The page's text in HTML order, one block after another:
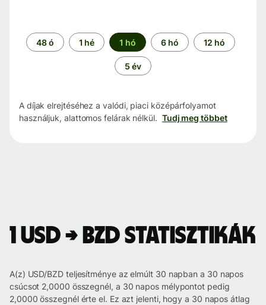
Időszak
48 ó 1 hé 1 hó 6 hó 12 hó
5 év
A díjak elrejtéséhez a valódi, piaci középárfolyamot
használjuk, alattomos felárak nélkül. Tudj meg többet
1 USD → BZD statisztikák
A(z) USD/BZD teljesítménye az elmúlt 30 napban a 30 napos
csúcsot 2,0000 összegnél, a 30 napos mélypontot pedig
2,0000 összegnél érte el. Ez azt jelenti, hogy a 30 napos átlag